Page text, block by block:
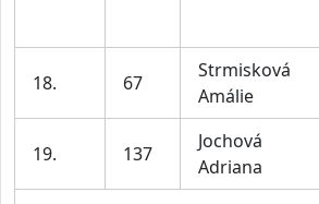
18. 67
Strmisková
Amálie
19. 137
Jochová
Adriana